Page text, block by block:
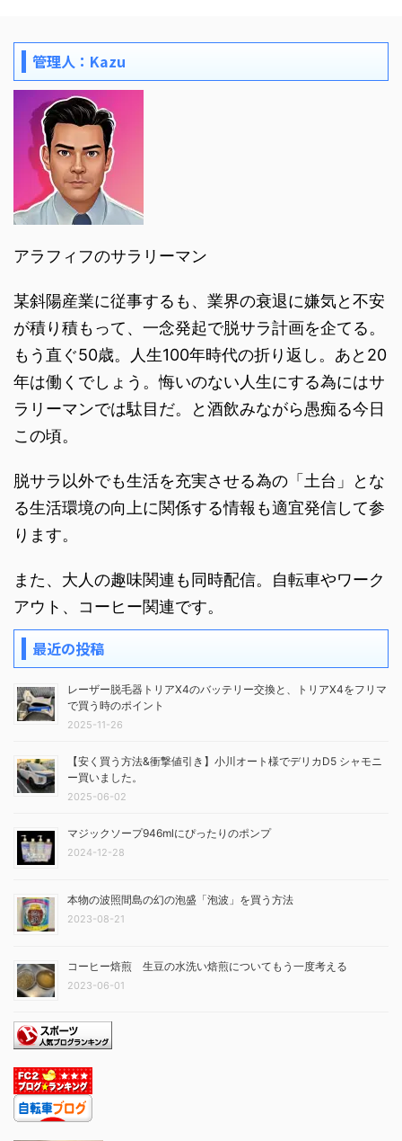
管理人：Kazu
アラフィフのサラリーマン
某斜陽産業に従事するも、業界の衰退に嫌気と不安
が積り積もって、一念発起で脱サラ計画を企てる。
もう直ぐ50歳。人生100年時代の折り返し。あと20
年は働くでしょう。悔いのない人生にする為にはサ
ラリーマンでは駄目だ。と酒飲みながら愚痴る今日
この頃。
脱サラ以外でも生活を充実させる為の「土台」とな
る生活環境の向上に関係する情報も適宜発信して参
ります。
また、大人の趣味関連も同時配信。自転車やワーク
アウト、コーヒー関連です。
最近の投稿
レーザー脱毛器トリアX4のバッテリー交換と、トリアX4をフリマ
で買う時のポイント
2025-11-26
【安く買う方法&衝撃値引き】小川オート様でデリカD5 シャモニ
ー買いました。
2025-06-02
マジックソープ946mlにぴったりのポンプ
2024-12-28
本物の波照間島の幻の泡盛「泡波」を買う方法
2023-08-21
コーヒー焙煎 生豆の水洗い焙煎についてもう一度考える
2023-06-01